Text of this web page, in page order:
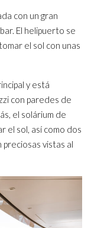
con un gran
El helipuerto se
el sol con unas
y está
con paredes de
el solárium de
el sol, así como dos
vistas al